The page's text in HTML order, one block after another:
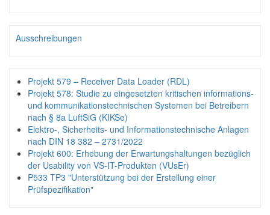
Ausschreibungen
Projekt 579 – Receiver Data Loader (RDL)
Projekt 578: Studie zu eingesetzten kritischen informations-
und kommunikationstechnischen Systemen bei Betreibern
nach § 8a LuftSiG (KIKSe)
Elektro-, Sicherheits- und Informationstechnische Anlagen
nach DIN 18 382 – 2731/2022
Projekt 600: Erhebung der Erwartungshaltungen bezüglich
der Usability von VS-IT-Produkten (VUsEr)
P533 TP3 "Unterstützung bei der Erstellung einer
Prüfspezifikation"